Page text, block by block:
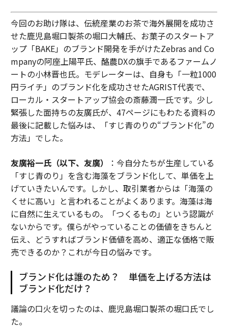
今回のお助け隊は、伝統産業のお茶で海外展開を成功さ
せた鹿児島堀口製茶の堀口大輔氏、お菓子のスタートア
ップ「BAKE」のブランド開発を手がけたZebras and Co
mpanyの阿座上陽平氏、酪農DXの旗手であるファームノ
ートの小林晋也氏。モデレーターは、自身も「一粒1000
円ライチ」のブランド化を成功させたAGRIST代表で、
ローカル・スタートアップ協会の斎藤潤一氏です。少し
緊張した面持ちの友廣氏が、47ページにもわたる資料の
最後に記載した悩みは、「すじ青のりの“ブランド化”の
方法」でした。
友廣裕一氏（以下、友廣）
：今自分たちが生産している
「すじ青のり」を含む海藻をブランド化して、単価を上
げていきたいんです。しかし、取引業者からは「海藻の
くせに高い」と言われることがよくあります。海藻は海
に自然に生えているもの。「つくるもの」という認識が
ないからです。僕らがやっていることの価値をきちんと
伝え、どうすればブランド価値を高め、適正な価格で販
売できるのか？これが今日の悩みです。
ブランド化は誰のため？ 単価を上げる方法は
ブランド化だけ？
議論の口火を切ったのは、鹿児島堀口製茶の堀口氏でし
た。